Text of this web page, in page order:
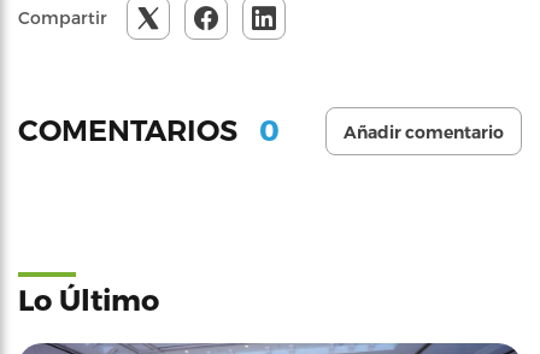
Compartir
COMENTARIOS 0 Añadir comentario
Lo Último